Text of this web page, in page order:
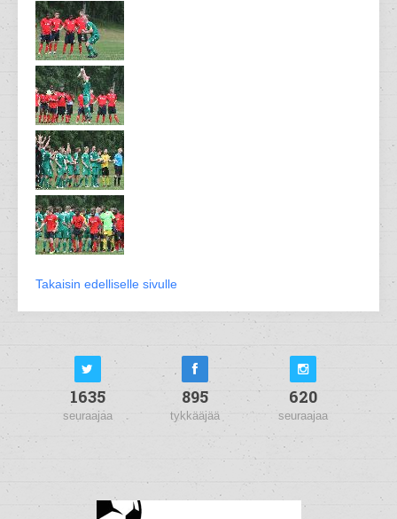
Takaisin edelliselle sivulle
1635
seuraajaa
895
tykkääjää
620
seuraajaa